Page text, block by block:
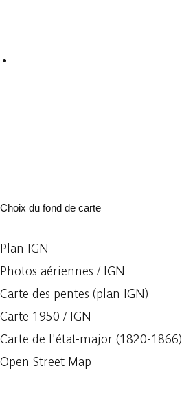
Choix du fond de carte
Plan IGN
Photos aériennes / IGN
Carte des pentes (plan IGN)
Carte 1950 / IGN
Carte de l'état-major (1820-1866)
Open Street Map